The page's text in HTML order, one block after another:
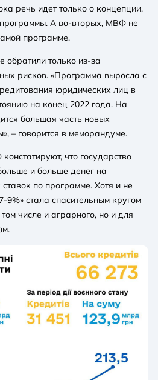
речь идет только о концепции,
А во-вторых, МВФ не
программе.
только из-за
рисков. «Программа выросла с
юридических лиц в
на конец 2022 года. На
большая часть новых
– говорится в меморандуме.
что государство
и больше денег на
по программе. Хотя и не
стала спасительным кругом
числе и аграрного, но и для